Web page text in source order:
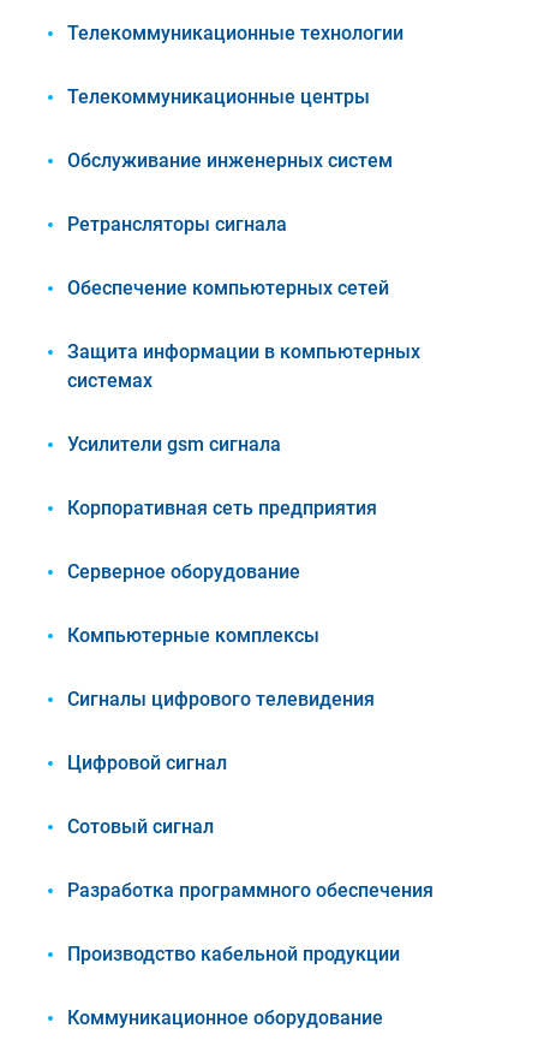
Телекоммуникационные технологии
Телекоммуникационные центры
Обслуживание инженерных систем
Ретрансляторы сигнала
Обеспечение компьютерных сетей
Защита информации в компьютерных
системах
Усилители gsm сигнала
Корпоративная сеть предприятия
Серверное оборудование
Компьютерные комплексы
Сигналы цифрового телевидения
Цифровой сигнал
Сотовый сигнал
Разработка программного обеспечения
Производство кабельной продукции
Коммуникационное оборудование